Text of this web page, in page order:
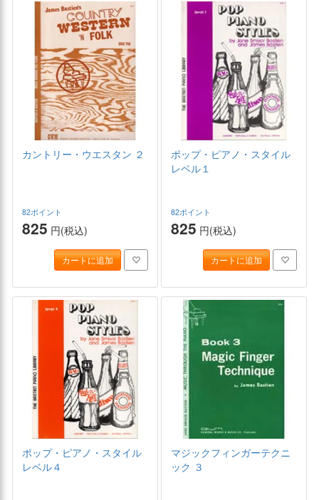
カントリー・ウエスタン ２
82ポイント
825 円(税込)
カートに追加
ポップ・ピアノ・スタイル
レベル１
82ポイント
825 円(税込)
カートに追加
ポップ・ピアノ・スタイル
レベル４
マジックフィンガーテクニ
ック ３